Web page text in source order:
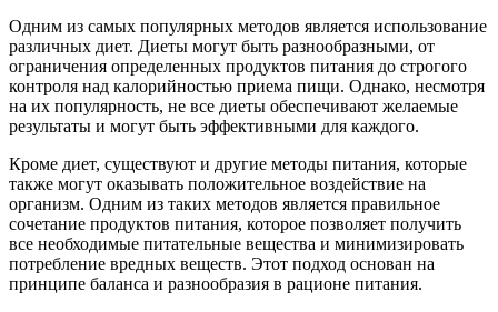
Одним из самых популярных методов является использование
различных диет. Диеты могут быть разнообразными, от
ограничения определенных продуктов питания до строгого
контроля над калорийностью приема пищи. Однако, несмотря
на их популярность, не все диеты обеспечивают желаемые
результаты и могут быть эффективными для каждого.
Кроме диет, существуют и другие методы питания, которые
также могут оказывать положительное воздействие на
организм. Одним из таких методов является правильное
сочетание продуктов питания, которое позволяет получить
все необходимые питательные вещества и минимизировать
потребление вредных веществ. Этот подход основан на
принципе баланса и разнообразия в рационе питания.